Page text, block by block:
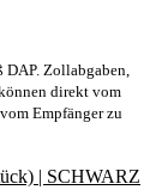
DAP. Zollabgaben,
direkt vom
Empfänger zu